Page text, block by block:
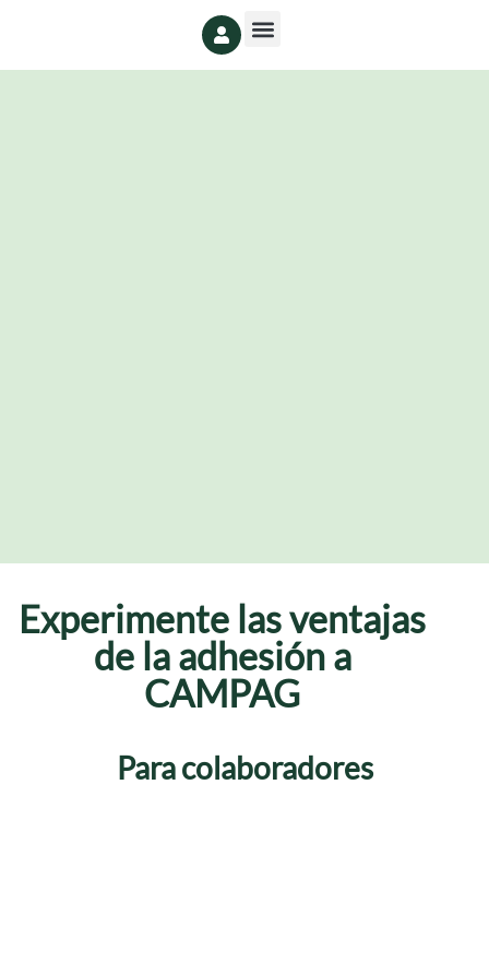
Experimente las ventajas
de la adhesión a
CAMPAG
Para colaboradores